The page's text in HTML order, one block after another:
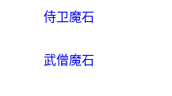
侍卫魔石
武僧魔石